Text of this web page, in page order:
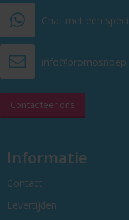
Chat met een
Contacteer ons
Informatie
Contact
Levertijden